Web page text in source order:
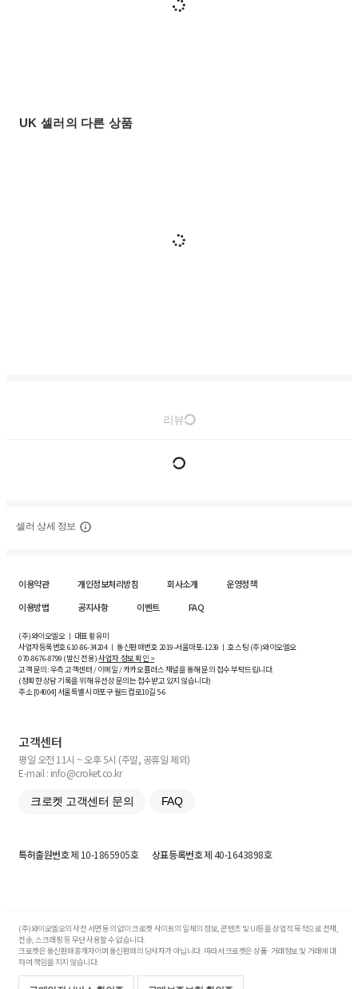
UK 셀러의 다른 상품
리뷰
셀러 상세 정보
이용약관 개인정보처리방침 회사소개
운영정책
이용방법
공지사항 이벤트 FAQ
(주)와이오엘오 ㅣ 대표 황유미
사업자등록번호610-86-34204ㅣ 통신판매번호 2019-서울마포-1239 ㅣ 호스팅 (주)와이오엘오
070-8676-8799 (발신 전용)사업자 정보 확인 >
고객 문의: 우측 고객센터 / 이메일 / 카카오플러스 채널을 통해 문의 접수 부탁드립니다.
(정확한 상담 기록을 위해 유선상 문의는 접수받고 있지 않습니다)
주소 [04004] 서울특별시 마포구 월드컵로10길5-6
고객센터
평일 오전 11시 ~ 오후 5시 (주말, 공휴일 제외)
E-mail : info@croket.co.kr
크로켓 고객센터 문의 FAQ
특허출원번호제 10-1865905호 상표등록번호제 40-1643898호
(주)와이오엘오의 사전 서면 동의 없이 크로켓 사이트의 일체의 정보, 콘텐츠 및 UI등을 상업적 목적으로 전재,
전송, 스크래핑 등 무단 사용할 수 없습니다.
크로켓은 통신판매중개자이며 통신판매의 당사자가 아닙니다. 따라서 크로켓은 상품·거래정보 및 거래에 대
하여 책임을 지지 않습니다.